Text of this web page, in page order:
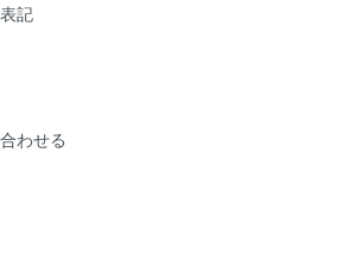
記
わせる